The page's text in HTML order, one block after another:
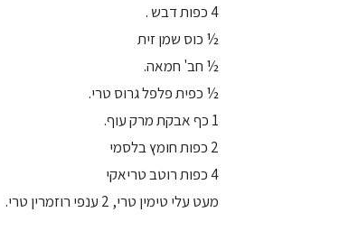
4 כפות דבש .
½ כוס שמן זית
½ חב' חמאה.
½ כפית פלפל גרוס טרי.
1 כף אבקת מרק עוף.
2 כפות חומץ בלסמי
4 כפות רוטב טריאקי
מעט עלי טימין טרי, 2 ענפי רוזמרין טרי.